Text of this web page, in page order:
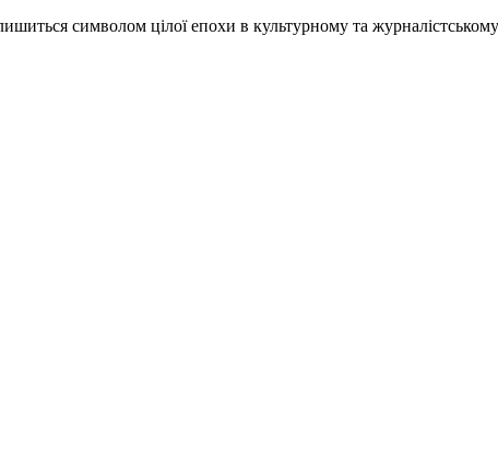
символом цілої епохи в культурному та журналістському